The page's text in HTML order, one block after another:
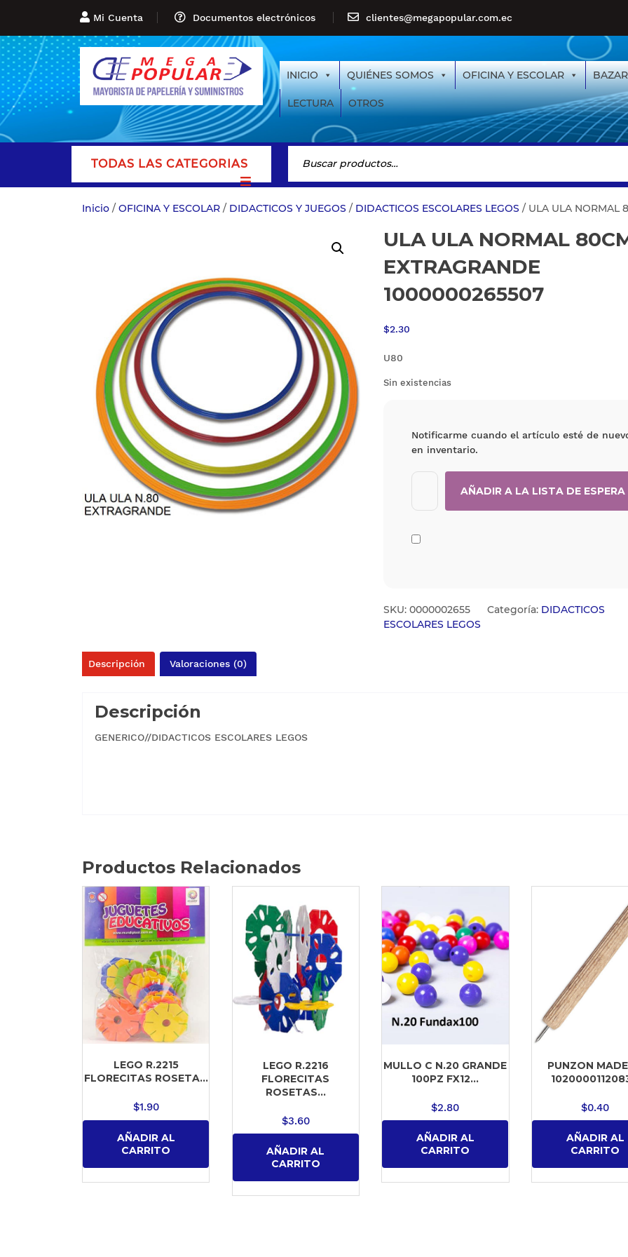
Mi Cuenta Documentos electrónicos clientes@megapopular.com.ec
INICIO QUIÉNES SOMOS OFICINA Y ESCOLAR BAZAR
LECTURA OTROS
TODAS LAS CATEGORIAS
Inicio / OFICINA Y ESCOLAR / DIDACTICOS Y JUEGOS / DIDACTICOS ESCOLARES LEGOS / ULA ULA NORMAL
ULA ULA NORMAL
EXTRAGRANDE
1000000265507
$2.30
U80
Sin existencias
Notificarme cuando el artículo esté de
en inventario.
SKU: 0000002655 Categoría: DIDACTICOS
ESCOLARES LEGOS
Descripción Valoraciones (0)
Descripción
GENERICO//DIDACTICOS ESCOLARES LEGOS
Productos Relacionados
LEGO R.2215
FLORECITAS ROSETA...
$1.90
AÑADIR AL
CARRITO
LEGO R.2216
FLORECITAS
ROSETAS...
$3.60
AÑADIR AL
CARRITO
MULLO C N.20 GRANDE
100PZ FX12...
$2.80
AÑADIR AL
CARRITO
PUNZON
$0.40
AÑADIR AL
CARRITO